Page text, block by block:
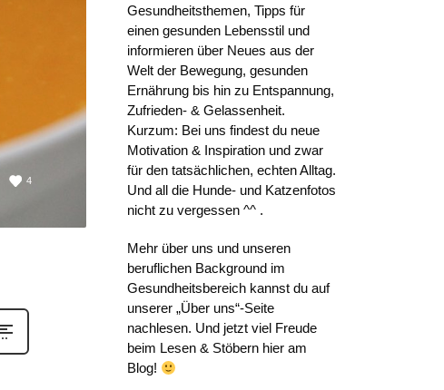
4
Gesundheitsthemen, Tipps für
einen gesunden Lebensstil und
informieren über Neues aus der
Welt der Bewegung, gesunden
Ernährung bis hin zu Entspannung,
Zufrieden- & Gelassenheit.
Kurzum: Bei uns findest du neue
Motivation & Inspiration und zwar
für den tatsächlichen, echten Alltag.
Und all die Hunde- und Katzenfotos
nicht zu vergessen ^^ .
Mehr über uns und unseren
beruflichen Background im
Gesundheitsbereich kannst du auf
unserer „Über uns“-Seite
nachlesen. Und jetzt viel Freude
beim Lesen & Stöbern hier am
Blog!